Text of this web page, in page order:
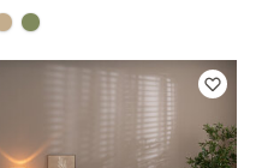
#c4ad8d
#808a5d